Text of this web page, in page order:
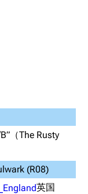
（The Rusty
(R08)
英国